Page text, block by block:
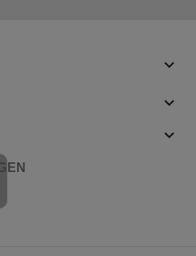


